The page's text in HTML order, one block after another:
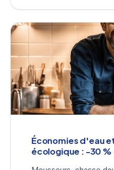
Économies d'eau
écologique : -30